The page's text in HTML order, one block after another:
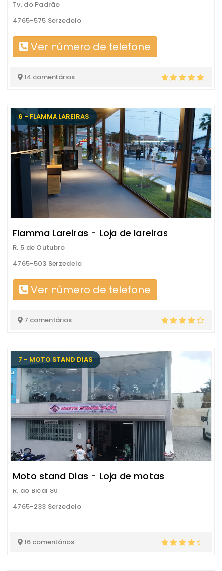
Tv. do Padrão
4765-575 Serzedelo
Ver número de telefone
14 comentários
6 - FLAMMA LAREIRAS
Flamma Lareiras - Loja de lareiras
R. 5 de Outubro
4765-503 Serzedelo
Ver número de telefone
7 comentários
7 - MOTO STAND DIAS
Moto stand Dias - Loja de motas
R. do Bical 80
4765-233 Serzedelo
16 comentários